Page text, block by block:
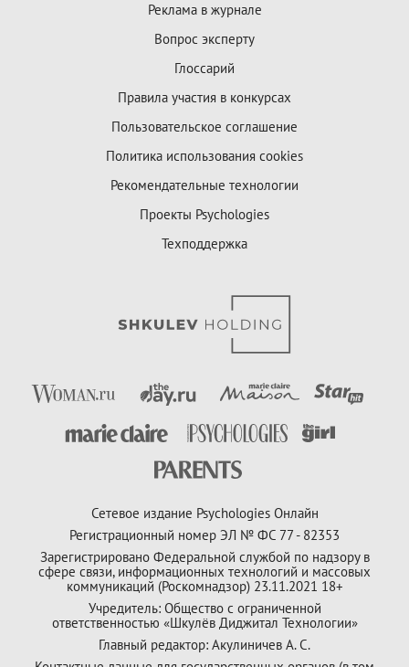
Реклама в журнале
Вопрос эксперту
Глоссарий
Правила участия в конкурсах
Пользовательское соглашение
Политика использования cookies
Рекомендательные технологии
Проекты Psychologies
Техподдержка
Сетевое издание Psychologies Онлайн
Регистрационный номер ЭЛ № ФС 77 - 82353
Зарегистрировано Федеральной службой по надзору в
сфере связи, информационных технологий и массовых
коммуникаций (Роскомнадзор) 23.11.2021 18+
Учредитель: Общество с ограниченной
ответственностью «Шкулёв Диджитал Технологии»
Главный редактор: Акулиничев А. С.